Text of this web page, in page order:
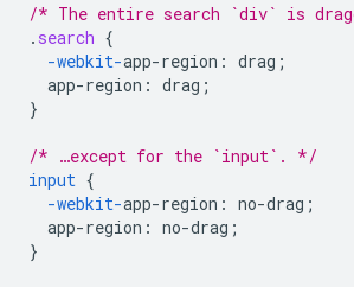
/* The entire search `div` is
. search {
-webkit-app-region : drag ;
app-region : drag ;
}
/* …except for the `input`. */
input {
-webkit-app-region : no-drag ;
app-region : no-drag ;
}